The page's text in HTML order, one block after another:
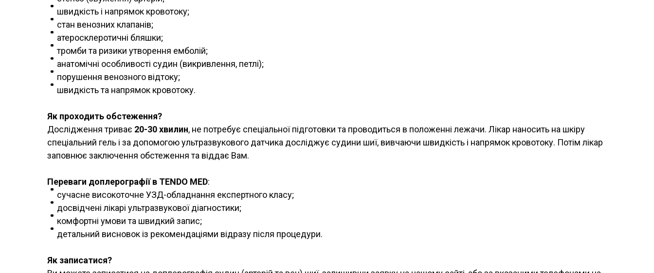
швидкість і напрямок кровотоку;
стан венозних клапанів;
атеросклеротичні бляшки;
тромби та ризики утворення емболій;
анатомічні особливості судин (викривлення, петлі);
порушення венозного відтоку;
швидкість та напрямок кровотоку.
Як проходить обстеження?
Дослідження триває 20-30 хвилин, не потребує спеціальної підготовки та проводиться в положенні лежачи. Лікар наносить на шкіру
спеціальний гель і за допомогою ультразвукового датчика досліджує судини шиї, вивчаючи швидкість і напрямок кровотоку. Потім лікар
заповнює заключення обстеження та віддає Вам.
Переваги доплерографії в TENDO MED:
сучасне високоточне УЗД-обладнання експертного класу;
досвідчені лікарі ультразвукової діагностики;
комфортні умови та швидкий запис;
детальний висновок із рекомендаціями відразу після процедури.
Як записатися?